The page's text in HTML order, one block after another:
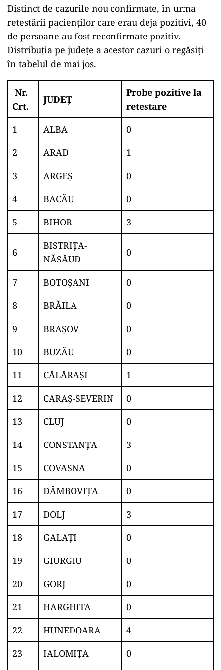
Distinct de cazurile nou confirmate, în urma
retestării pacienților care erau deja pozitivi, 40
de persoane au fost reconfirmate pozitiv.
Distribuția pe județe a acestor cazuri o regăsiți
în tabelul de mai jos.
Nr.
Crt.
JUDEȚ
Probe pozitive la
retestare
1
ALBA
0
2
ARAD
1
3
ARGEŞ
0
4
BACĂU
0
5
BIHOR 3
6
BISTRIŢA-
NĂSĂUD
0
7 BOTOŞANI
0
8
BRĂILA
0
9
BRAŞOV
0
10
BUZĂU
0
11
CĂLĂRAŞI
1
12
CARAŞ-SEVERIN
0
13
CLUJ
0
14
CONSTANŢA
3
15
COVASNA
0
16
DÂMBOVIŢA
0
17
DOLJ
3
18
GALAŢI
0
19
GIURGIU
0
20
GORJ
0
21
HARGHITA
0
22
HUNEDOARA
4
23
IALOMIŢA
0